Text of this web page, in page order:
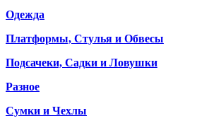
Одежда
Платформы, Стулья и Обвесы
Подсачеки, Садки и Ловушки
Разное
Сумки и Чехлы